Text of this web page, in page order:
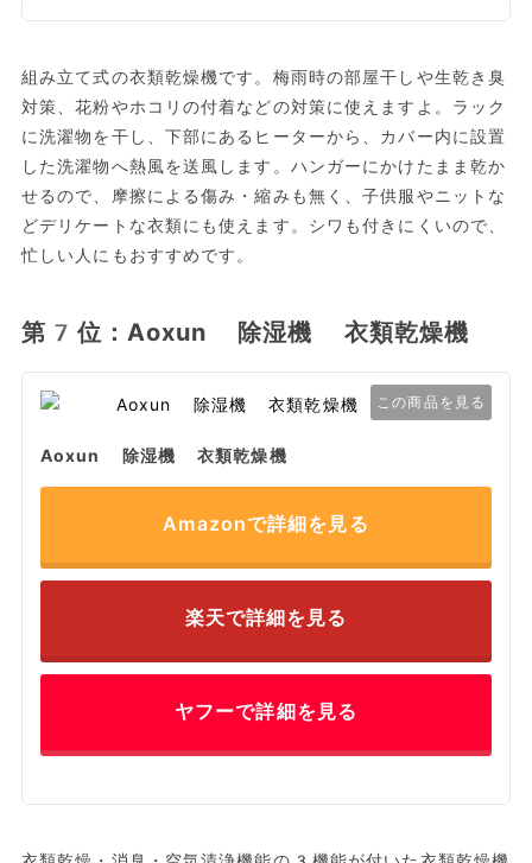
組み立て式の衣類乾燥機です。梅雨時の部屋干しや生乾き臭
対策、花粉やホコリの付着などの対策に使えますよ。ラック
に洗濯物を干し、下部にあるヒーターから、カバー内に設置
した洗濯物へ熱風を送風します。ハンガーにかけたまま乾か
せるので、摩擦による傷み・縮みも無く、子供服やニットな
どデリケートな衣類にも使えます。シワも付きにくいので、
忙しい人にもおすすめです。
第7位：Aoxun 除湿機 衣類乾燥機
この商品を見る
Aoxun 除湿機 衣類乾燥機
Amazonで詳細を見る
楽天で詳細を見る
ヤフーで詳細を見る